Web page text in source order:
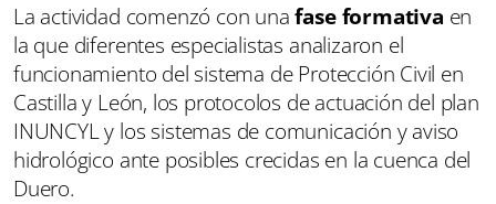
La actividad comenzó con unafase formativa en
la que diferentes especialistas analizaron el
funcionamiento del sistema de Protección Civil en
Castilla y León, los protocolos de actuación del plan
INUNCYL y los sistemas de comunicación y aviso
hidrológico ante posibles crecidas en la cuenca del
Duero.